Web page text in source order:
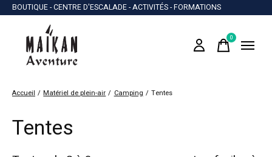
BOUTIQUE - CENTRE D'ESCALADE - ACTIVITÉS - FORMATIONS
0items
Accueil / Matériel de plein-air / Camping / Tentes
Tentes